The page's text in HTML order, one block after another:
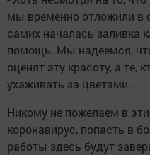
мы временно отложили в
самих началась заливка
помощь. Мы надеемся,
оценят эту красоту, а те,
ухаживать за цветами..
Никому не пожелаем в
коронавирус, попасть в
работы здесь будут